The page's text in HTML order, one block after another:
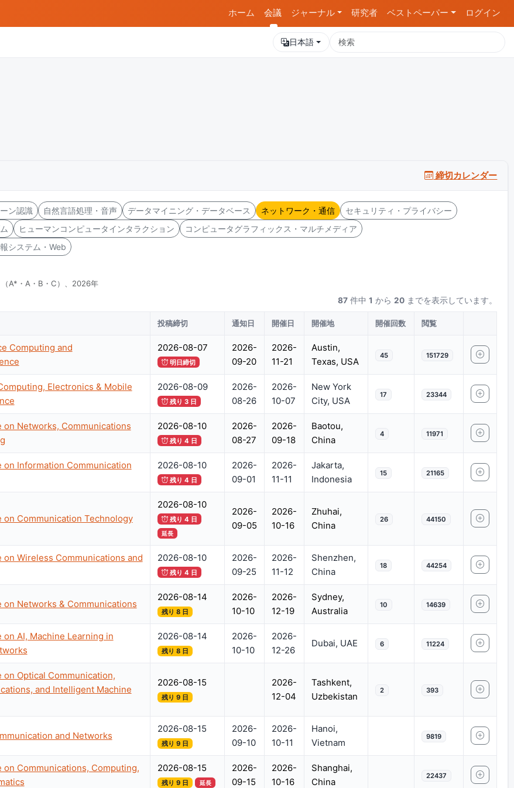
ホーム 会議 ジャーナル 研究者 ベストペーパー ログイン
日本語
締切カレンダー
ン認識 自然言語処理・音声 データマイニング・データベース ネットワーク・通信
セキュリティ・プライバシー
ヒューマンコンピュータインタラクション
コンピュータグラフィックス・マルチメディア
システム・Web
A*・A・B・C）、2026年
87 件中1 から20 までを表示しています。
投稿締切 通知日 開催日 開催地 開催回数 閲覧
Computing and
2026-08-07
明日締切
2026-
09-20
2026-
11-21
Austin,
Texas, USA
45 151729
Electronics & Mobile
2026-08-09
残り 3 日
2026-
08-26
2026-
10-07
New York
City, USA
17 23344
Networks, Communications
2026-08-10
残り 4 日
2026-
08-27
2026-
09-18
Baotou,
China
4 11971
Information Communication
2026-08-10
残り 4 日
2026-
09-01
2026-
11-11
Jakarta,
Indonesia
15 21165
Communication Technology
2026-08-10
残り 4 日
延長
2026-
09-05
2026-
10-16
Zhuhai,
China
26 44150
Wireless Communications and
2026-08-10
残り 4 日
2026-
09-25
2026-
11-12
Shenzhen,
China
18 44254
Networks & Communications
2026-08-14
残り 8 日
2026-
10-10
2026-
12-19
Sydney,
Australia
10 14639
AI, Machine Learning in
2026-08-14
残り 8 日
2026-
10-10
2026-
12-26
Dubai, UAE 6 11224
Optical Communication,
and Intelligent Machine
2026-08-15
残り 9 日
2026-
12-04
Tashkent,
Uzbekistan
2 393
and Networks
2026-08-15
残り 9 日
2026-
09-10
2026-
10-11
Hanoi,
Vietnam
9819
Communications, Computing,
2026-08-15
残り 9 日 延長
2026-
09-15
2026-
10-16
Shanghai,
China
22437